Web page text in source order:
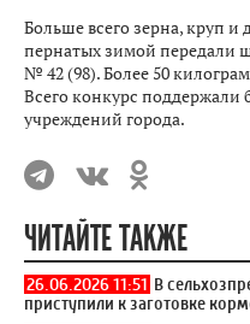
Больше всего зерна, круп
пернатых зимой передали
№ 42 (98). Более 50
Всего конкурс поддержали
учреждений города.
ЧИТАЙТЕ ТАКЖЕ
26.06.2026 11:51 В
приступили к заготовке